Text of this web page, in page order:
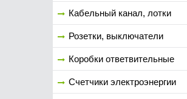
Кабельный канал, лотки
Розетки, выключатели
Коробки ответвительные
Счетчики электроэнергии